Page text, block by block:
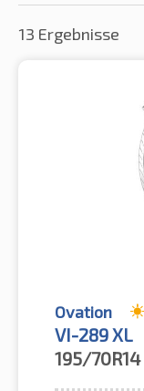
13 Ergebnisse
Ovation
VI-289 XL
195/70R14